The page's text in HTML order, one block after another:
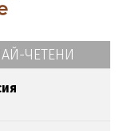
ЧЕТЕНИ